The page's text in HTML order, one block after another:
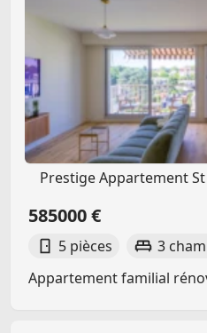
Prestige Appartement
585000 €
5 pièces 3
Appartement familial